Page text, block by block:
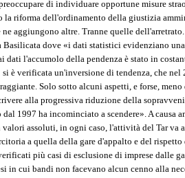
di individuare opportune misure
la riforma dell'ordinamento della giustizia
aggiungono altre. Tranne quelle
Basilicata dove «i dati statistici evidenziano
dati l'accumolo della pendenza è stato in
è verificata un'inversione di tendenza, che
Solo sotto alcuni aspetti, e forse,
alla progressiva riduzione della
1997 ha incominciato a scendere». A causa
assoluti, in ogni caso, l'attività del Tar va
a quella della gare d'appalto e del
più casi di esclusione di imprese dalle
in cui bandi non facevano alcun cenno alla